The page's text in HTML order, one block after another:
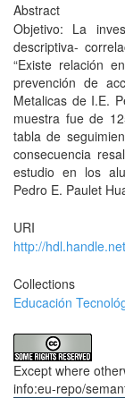
Abstract
Objetivo: La
descriptiva-
“Existe relación
prevención de
Metalicas de I.E.
muestra fue de
tabla de
consecuencia
estudio en los
Pedro E. Paulet
URI
http://
Collections
Educación
Except where
info:eu-repo/